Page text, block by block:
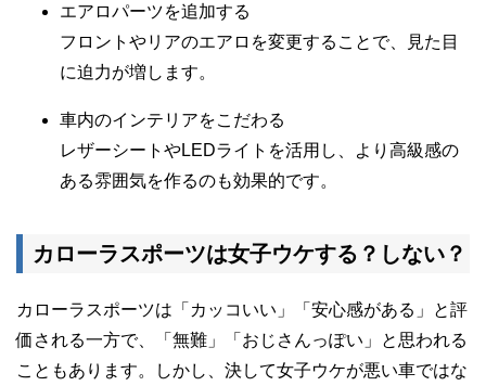
エアロパーツを追加する
フロントやリアのエアロを変更することで、見た目
に迫力が増します。
車内のインテリアをこだわる
レザーシートやLEDライトを活用し、より高級感の
ある雰囲気を作るのも効果的です。
カローラスポーツは女子ウケする？しない？
カローラスポーツは「カッコいい」「安心感がある」と評
価される一方で、「無難」「おじさんっぽい」と思われる
こともあります。しかし、決して女子ウケが悪い車ではな